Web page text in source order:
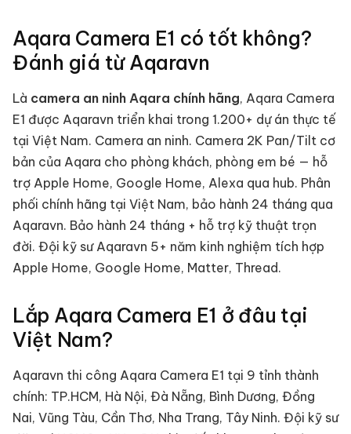
Aqara Camera E1 có tốt không?
Đánh giá từ Aqaravn
Là camera an ninh Aqara chính hãng, Aqara Camera
E1 được Aqaravn triển khai trong 1.200+ dự án thực tế
tại Việt Nam. Camera an ninh. Camera 2K Pan/Tilt cơ
bản của Aqara cho phòng khách, phòng em bé — hỗ
trợ Apple Home, Google Home, Alexa qua hub. Phân
phối chính hãng tại Việt Nam, bảo hành 24 tháng qua
Aqaravn. Bảo hành 24 tháng + hỗ trợ kỹ thuật trọn
đời. Đội kỹ sư Aqaravn 5+ năm kinh nghiệm tích hợp
Apple Home, Google Home, Matter, Thread.
Lắp Aqara Camera E1 ở đâu tại
Việt Nam?
Aqaravn thi công Aqara Camera E1 tại 9 tỉnh thành
chính: TP.HCM, Hà Nội, Đà Nẵng, Bình Dương, Đồng
Nai, Vũng Tàu, Cần Thơ, Nha Trang, Tây Ninh. Đội kỹ sư